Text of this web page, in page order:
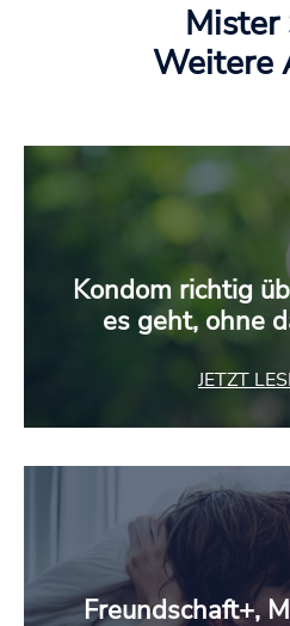
Mister
Weitere
Kondom richtig
es geht, ohne
JETZT
Freundschaft+,